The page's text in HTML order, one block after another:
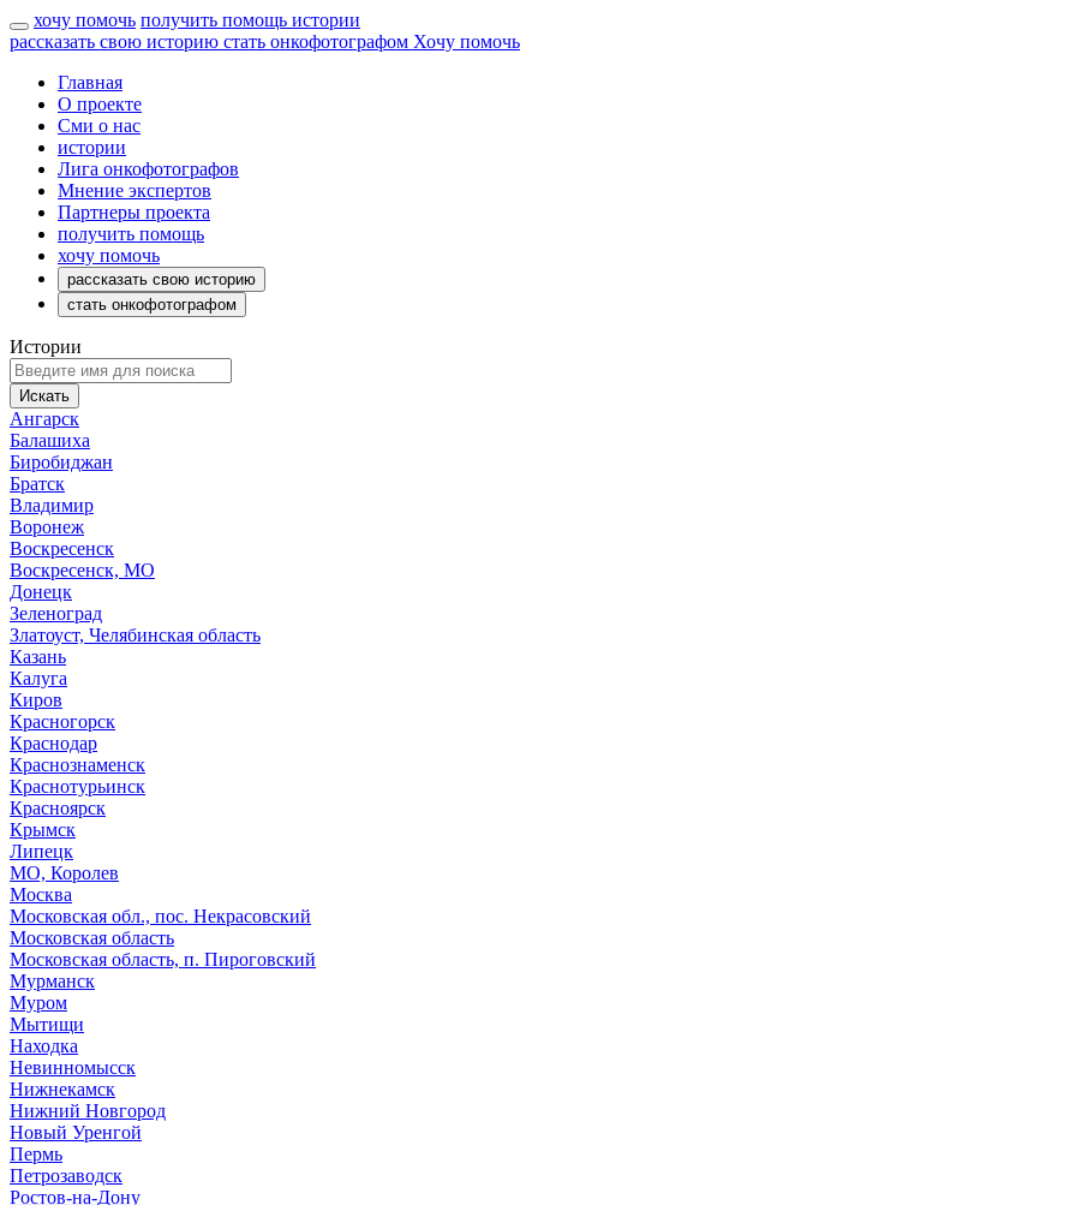
хочу помочь получить помощь истории
рассказать свою историю стать онкофотографом Хочу помочь
Главная
О проекте
Сми о нас
истории
Лига онкофотографов
Мнение экспертов
Партнеры проекта
получить помощь
хочу помочь
рассказать свою историю
стать онкофотографом
Истории
Искать
Ангарск
Балашиха
Биробиджан
Братск
Владимир
Воронеж
Воскресенск
Воскресенск, МО
Донецк
Зеленоград
Златоуст, Челябинская область
Казань
Калуга
Киров
Красногорск
Краснодар
Краснознаменск
Краснотурьинск
Красноярск
Крымск
Липецк
МО, Королев
Москва
Московская обл., пос. Некрасовский
Московская область
Московская область, п. Пироговский
Мурманск
Муром
Мытищи
Находка
Невинномысск
Нижнекамск
Нижний Новгород
Новый Уренгой
Пермь
Петрозаводск
Ростов-на-Дону